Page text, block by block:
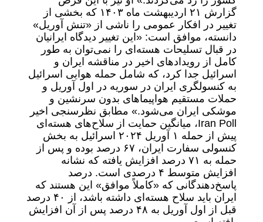
گزارش ۲۱ اردیبهشت ماه ۱۴۰۳ که بخشی از
تغییر در افکار عمومی را ناشی از «تنش آوریل»
دانسته، موافق است: «این تغییر دیدگاه ایرانیان
در قبال تسلیحات هسته‌ای را نمی‌توان به طور
کامل از رویداد‌های اخیر در مناقشه ایران و
اسرائیل جدا کرد، که شامل حمله هوایی اسرائیل
به کنسولگری ایران در سوریه در اول آوریل و
حملات مستقیم هواپیما‌های بدون سرنشین و
موشکی ایران می‌شود.» مطابق نظرسنجی اخیر
Iran Poll، میانگین حمایت از سلاح‌های هسته‌ای
پیش از حمله ۱ آوریل ۲۰۲۴ اسرائیل به بخش
کنسولی سفارت ایران، ۶۷ درصد بوده و پس از
حمله به ۷۱ درصد افزایش یافته که نشانه
افزایش متوسط ۴ درصدی است. درصد
پاسخ‌دهندگانی که «کاملاً موافق» این هستند که
ایران باید سلاح هسته‌ای داشته باشد، از ۴۰ درصد
قبل از اول آوریل به ۴۸ درصد پس از آن افزایش